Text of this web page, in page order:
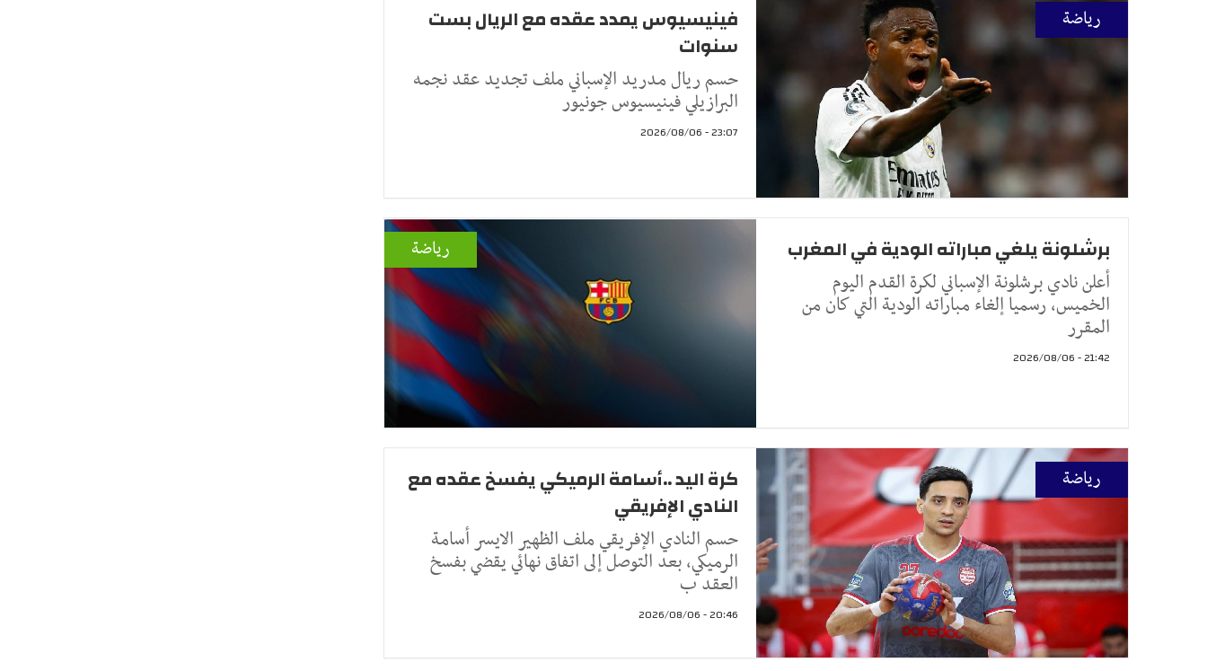
رياضة
فينيسيوس يمدد عقده مع الريال بست
سنوات
حسم ريال مدريد الإسباني ملف تجديد عقد نجمه
البرازيلي فينيسيوس جونيور
23:07 - 2026/08/06
رياضة برشلونة يلغي مباراته الودية في المغرب
أعلن نادي برشلونة الإسباني لكرة القدم اليوم
الخميس، رسميا إلغاء مباراته الودية التي كان من
المقرر
21:42 - 2026/08/06
رياضة
كرة اليد ..أسامة الرميكي يفسخ عقده مع
النادي الإفريقي
حسم النادي الإفريقي ملف الظهير الايسر أسامة
الرميكي، بعد التوصل إلى اتفاق نهائي يقضي بفسخ
العقد ب
20:46 - 2026/08/06